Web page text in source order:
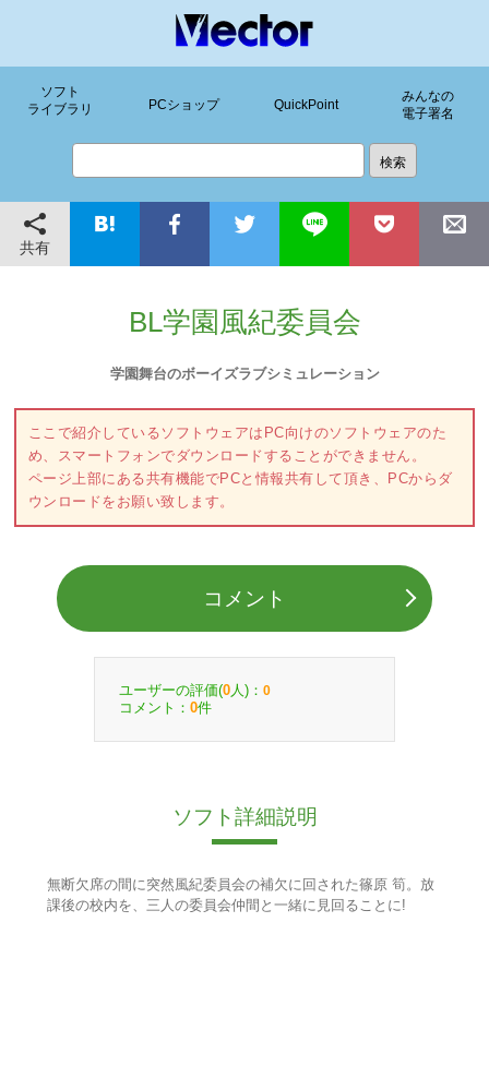
ソフト
ライブラリ
PCショップ QuickPoint
みんなの
電子署名
共有
BL学園風紀委員会
学園舞台のボーイズラブシミュレーション
ここで紹介しているソフトウェアはPC向けのソフトウェアのた
め、スマートフォンでダウンロードすることができません。
ページ上部にある共有機能でPCと情報共有して頂き、PCからダ
ウンロードをお願い致します。
コメント
ユーザーの評価(0 人)： 0
コメント： 0件
ソフト詳細説明
無断欠席の間に突然風紀委員会の補欠に回された篠原 筍。放
課後の校内を、三人の委員会仲間と一緒に見回ることに!